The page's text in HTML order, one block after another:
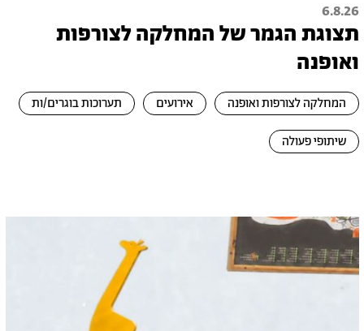
6.8.26
תצוגת הגמר של המחלקה לצורפות
ואופנה
המחלקה לצורפות ואופנה אירועים תערוכות בוגרים/ות
שיתופי פעולה